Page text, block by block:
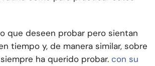
que deseen probar pero sientan
tiempo y, de manera similar, sobre
ha querido probar. con su